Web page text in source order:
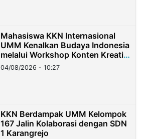
Mahasiswa KKN Internasional
UMM Kenalkan Budaya Indonesia
melalui Workshop Konten Kreatif
di Taiwan
04/08/2026 - 10:27
KKN Berdampak UMM Kelompok
167 Jalin Kolaborasi dengan SDN
1 Karangrejo